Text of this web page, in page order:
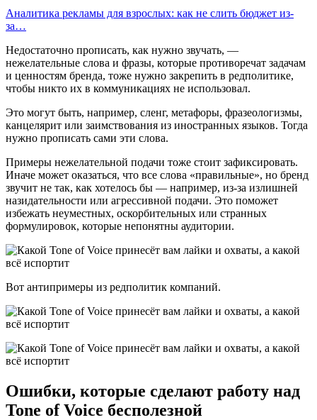
Аналитика рекламы для взрослых: как не слить бюджет из-
за…
Недостаточно прописать, как нужно звучать, —
нежелательные слова и фразы, которые противоречат задачам
и ценностям бренда, тоже нужно закрепить в редполитике,
чтобы никто их в коммуникациях не использовал.
Это могут быть, например, сленг, метафоры, фразеологизмы,
канцелярит или заимствования из иностранных языков. Тогда
нужно прописать сами эти слова.
Примеры нежелательной подачи тоже стоит зафиксировать.
Иначе может оказаться, что все слова «правильные», но бренд
звучит не так, как хотелось бы — например, из-за излишней
назидательности или агрессивной подачи. Это поможет
избежать неуместных, оскорбительных или странных
формулировок, которые непонятны аудитории.
Вот антипримеры из редполитик компаний.
Ошибки, которые сделают работу над
Tone of Voice бесполезной